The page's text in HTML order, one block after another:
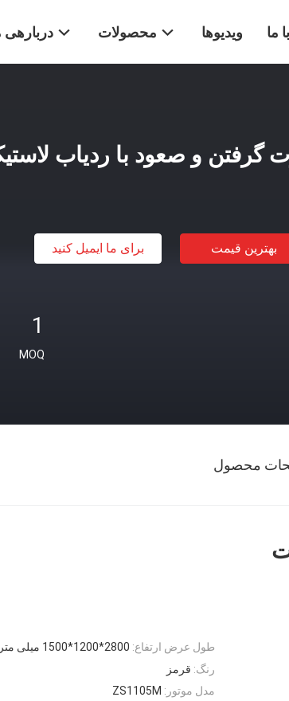
دربارهی محصولات ویدیوها ما
گرفتن و صعود با ردیاب
بهترین قیمت برای ما ایمیل کنید
1
MOQ
محصول
طول عرض ارتفاع: 2800*1200*1500 میلی متر
رنگ: قرمز
مدل موتور: ZS1105M